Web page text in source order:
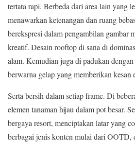
tertata rapi. Berbeda dari area lain yang
menawarkan ketenangan dan ruang
berekspresi dalam pengambilan gambar
kreatif. Desain rooftop di sana di
alam. Kemudian juga di padukan
berwarna gelap yang memberikan kesan
Serta bersih dalam setiap frame. Di
elemen tanaman hijau dalam pot besar.
bergaya resort, menciptakan latar yang
berbagai jenis konten mulai dari OOTD,